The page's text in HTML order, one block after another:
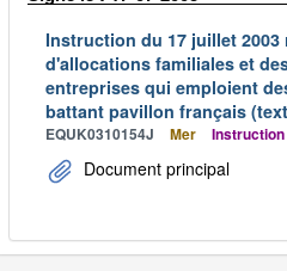
Instruction du 17 juillet
d'allocations familiales et
entreprises qui emploient
battant pavillon français
EQUK0310154J Mer Instruction
Document principal